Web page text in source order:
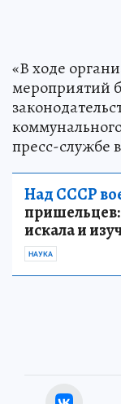
«В ходе
мероприятий
пресс-службе
Над СССР
пришельцев:
искала и
НАУКА